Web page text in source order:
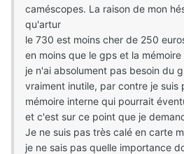
caméscopes. La raison de mon
qu'artur
le 730 est moins cher de 250
en moins que le gps et la
je n'ai absolument pas besoin du
vraiment inutile, par contre je suis
mémoire interne qui pourrait
et c'est sur ce point que je
Je ne suis pas très calé en carte
je ne sais pas quelle importance